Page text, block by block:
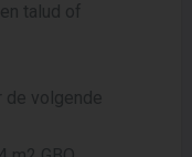
talud of
de volgende